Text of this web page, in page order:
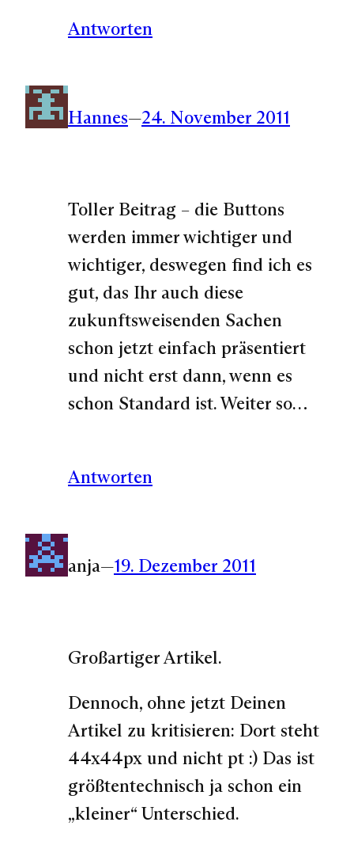
Antworten
Hannes—24. November 2011
Toller Beitrag – die Buttons
werden immer wichtiger und
wichtiger, deswegen find ich es
gut, das Ihr auch diese
zukunftsweisenden Sachen
schon jetzt einfach präsentiert
und nicht erst dann, wenn es
schon Standard ist. Weiter so…
Antworten
anja—19. Dezember 2011
Großartiger Artikel.
Dennoch, ohne jetzt Deinen
Artikel zu kritisieren: Dort steht
44x44px und nicht pt :) Das ist
größtentechnisch ja schon ein
„kleiner“ Unterschied.